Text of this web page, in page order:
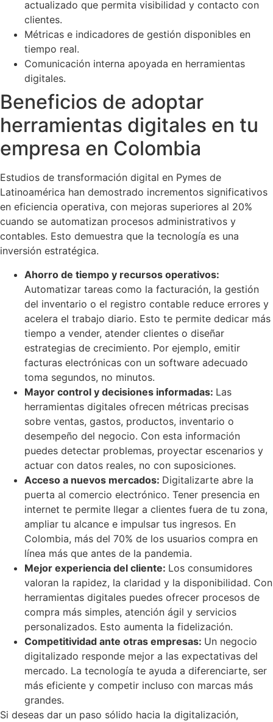
actualizado que permita visibilidad y contacto con
clientes.
Métricas e indicadores de gestión disponibles en
tiempo real.
Comunicación interna apoyada en herramientas
digitales.
Beneficios de adoptar
herramientas digitales en tu
empresa en Colombia
Estudios de transformación digital en Pymes de
Latinoamérica han demostrado incrementos significativos
en eficiencia operativa, con mejoras superiores al 20%
cuando se automatizan procesos administrativos y
contables. Esto demuestra que la tecnología es una
inversión estratégica.
Ahorro de tiempo y recursos operativos:
Automatizar tareas como la facturación, la gestión
del inventario o el registro contable reduce errores y
acelera el trabajo diario. Esto te permite dedicar más
tiempo a vender, atender clientes o diseñar
estrategias de crecimiento. Por ejemplo, emitir
facturas electrónicas con un software adecuado
toma segundos, no minutos.
Mayor control y decisiones informadas: Las
herramientas digitales ofrecen métricas precisas
sobre ventas, gastos, productos, inventario o
desempeño del negocio. Con esta información
puedes detectar problemas, proyectar escenarios y
actuar con datos reales, no con suposiciones.
Acceso a nuevos mercados: Digitalizarte abre la
puerta al comercio electrónico. Tener presencia en
internet te permite llegar a clientes fuera de tu zona,
ampliar tu alcance e impulsar tus ingresos. En
Colombia, más del 70% de los usuarios compra en
línea más que antes de la pandemia.
Mejor experiencia del cliente: Los consumidores
valoran la rapidez, la claridad y la disponibilidad. Con
herramientas digitales puedes ofrecer procesos de
compra más simples, atención ágil y servicios
personalizados. Esto aumenta la fidelización.
Competitividad ante otras empresas: Un negocio
digitalizado responde mejor a las expectativas del
mercado. La tecnología te ayuda a diferenciarte, ser
más eficiente y competir incluso con marcas más
grandes.
Si deseas dar un paso sólido hacia la digitalización,